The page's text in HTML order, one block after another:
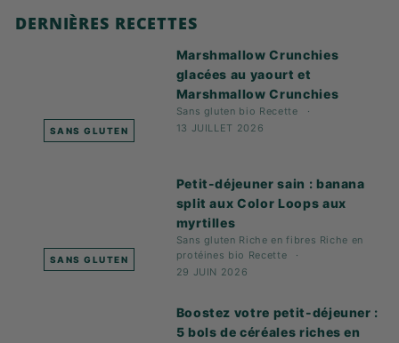
DERNIÈRES RECETTES
SANS GLUTEN
Marshmallow Crunchies
glacées au yaourt et
Marshmallow Crunchies
Sans gluten bio Recette
13 JUILLET 2026
SANS GLUTEN
Petit-déjeuner sain : banana
split aux Color Loops aux
myrtilles
Sans gluten Riche en fibres Riche en
protéines bio Recette
29 JUIN 2026
Boostez votre petit-déjeuner :
5 bols de céréales riches en